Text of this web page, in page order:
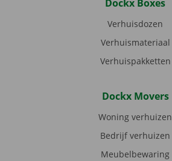
Dockx Boxes
Verhuisdozen
Verhuismateriaal
Verhuispakketten
Dockx Movers
Woning verhuizen
Bedrijf verhuizen
Meubelbewaring